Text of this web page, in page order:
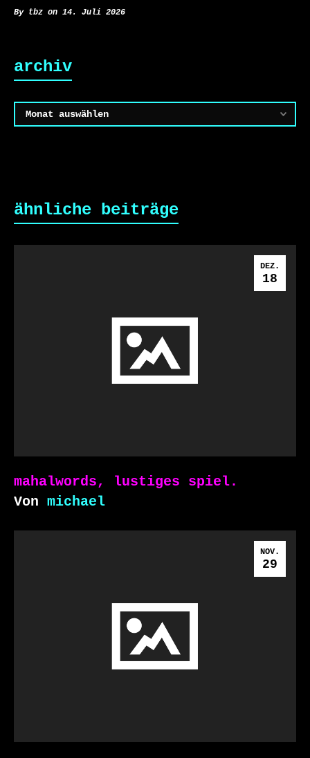
By tbz on 14. Juli 2026
archiv
Archiv
ähnliche beiträge
DEZ.
18
mahalwords, lustiges spiel.
Von michael
NOV.
29